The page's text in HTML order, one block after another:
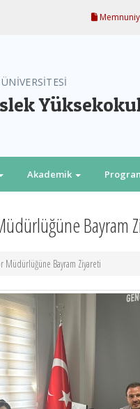
Akademik
Bayram
Müdürlüğüne Bayram Ziyareti